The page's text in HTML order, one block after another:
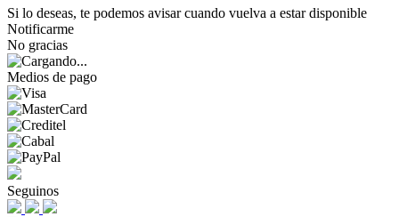
Si lo deseas, te podemos avisar cuando vuelva a estar disponible
Notificarme
No gracias
Medios de pago
Seguinos